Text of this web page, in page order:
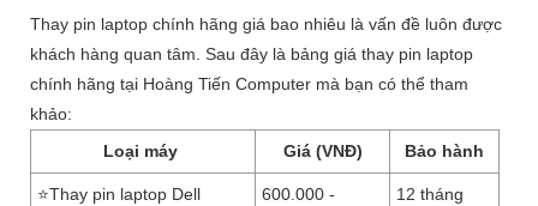
Thay pin laptop chính hãng giá bao nhiêu là vấn đề luôn được
khách hàng quan tâm. Sau đây là bảng giá thay pin laptop
chính hãng tại Hoàng Tiến Computer mà bạn có thể tham
khảo:
Loại máy
Giá (VNĐ) Bảo hành
⭐Thay pin laptop Dell
600.000 -
12 tháng